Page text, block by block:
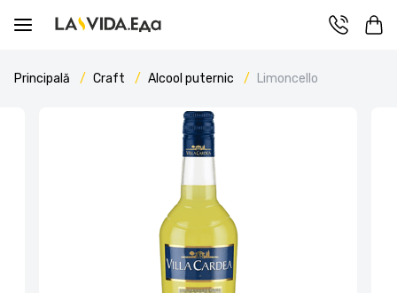
Principală Craft Alcool puternic Limoncello